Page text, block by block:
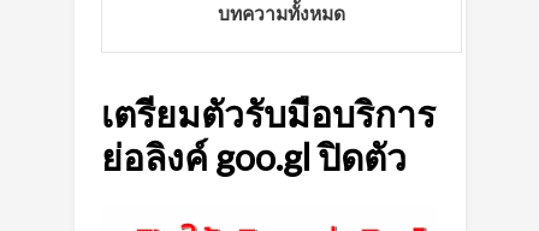
บทความทั้งหมด
เตรียมตัวรับมือบริการ
ย่อลิงค์ goo.gl ปิดตัว